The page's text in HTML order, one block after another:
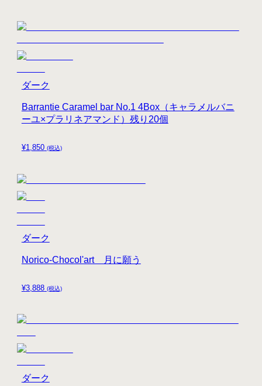
¥1,850 (税込)
Barrantie Caramel bar No.1 4Box（キャラメルバニ
ーユ×プラリネアマンド）残り20個
ダーク
¥3,888 (税込)
Norico-Chocol'art 月に願う
ダーク
ダーク